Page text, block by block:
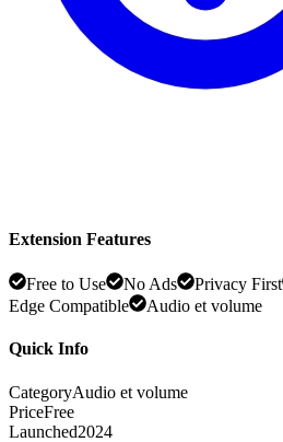
Extension Features
Free to Use No Ads Privacy First
Edge Compatible
Audio et volume
Quick Info
CategoryAudio et volume
PriceFree
Launched2024